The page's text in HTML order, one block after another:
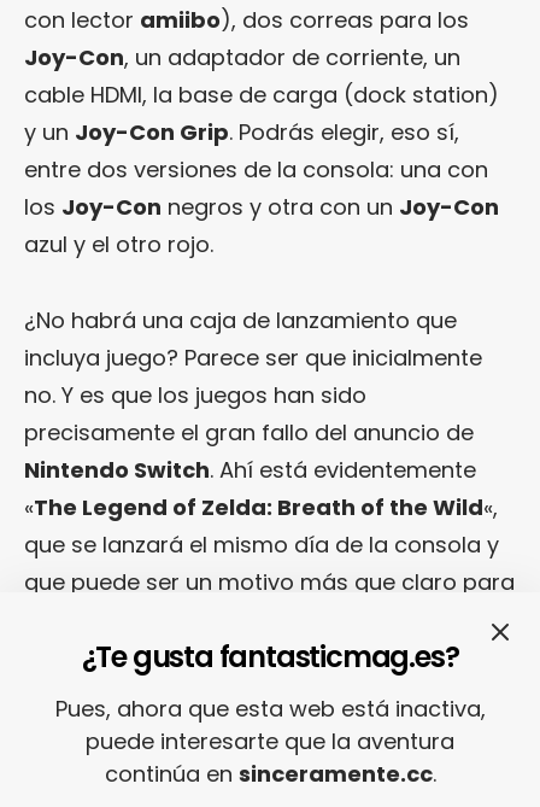
con lector amiibo), dos correas para los
Joy-Con, un adaptador de corriente, un
cable HDMI, la base de carga (dock station)
y un Joy-Con Grip. Podrás elegir, eso sí,
entre dos versiones de la consola: una con
los Joy-Con negros y otra con un Joy-Con
azul y el otro rojo.
¿No habrá una caja de lanzamiento que
incluya juego? Parece ser que inicialmente
no. Y es que los juegos han sido
precisamente el gran fallo del anuncio de
Nintendo Switch. Ahí está evidentemente
«The Legend of Zelda: Breath of the Wild«,
que se lanzará el mismo día de la consola y
que puede ser un motivo más que claro para
hacerse con ella. Pero también es cierto que
el resto de juegos de lanzamiento son
bastante sosos, y que habrá que esperar
varios meses hasta que empiecen a llegar
títulos como «Mario Kart 8 Deluxe » (28 de
¿Te gusta fantasticmag.es?
Pues, ahora que esta web está inactiva,
puede interesarte que la aventura
continúa en sinceramente.cc.